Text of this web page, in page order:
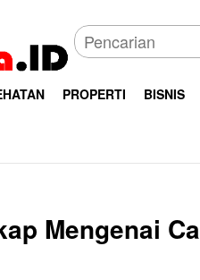
PROPERTI BISNIS
Mengenai